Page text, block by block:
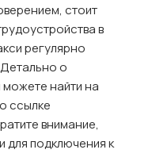
стоит
в
регулярно
о
найти на
ссылке
внимание,
для подключения к